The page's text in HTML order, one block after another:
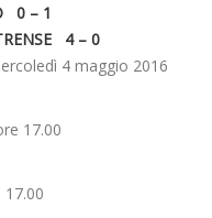
0 – 1
4 – 0
4 maggio 2016
17.00